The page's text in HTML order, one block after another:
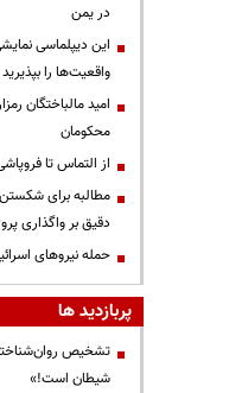
در یمن
این دیپلماسی
واقعیت‌ها را
امید مالباختگان
محکومان
از التماس تا
مطالبه برای شکستن
دقیق بر واگذاری
حمله نیروهای
پربازدید ها
تشخیص
شیطان است!»